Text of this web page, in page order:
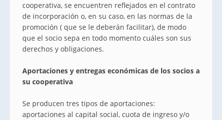
cooperativa, se encuentren reflejados en el contrato
de incorporación o, en su caso, en las normas de la
promoción ( que se le deberán facilitar), de modo
que el socio sepa en todo momento cuáles son sus
derechos y obligaciones.
Aportaciones y entregas económicas de los socios a
su cooperativa
Se producen tres tipos de aportaciones:
aportaciones al capital social, cuota de ingreso y/o